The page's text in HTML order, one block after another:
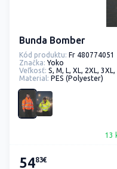
Bunda Bomber
Kód produktu: Fr 480774051
Značka: Yoko
Veľkosť: S, M, L, XL, 2XL,
Material: PES (Polyester)
13
5483€